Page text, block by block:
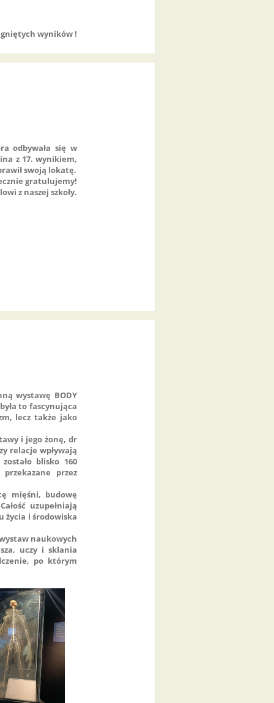
wyników !
odbywała się w
z 17. wynikiem,
swoją lokatę.
gratulujemy!
z naszej szkoły.
wystawę BODY
to fascynująca
lecz także jako
i jego żonę, dr
relacje wpływają
blisko 160
przez
mięśni, budowę
uzupełniają
życia i środowiska
naukowych
uczy i skłania
po którym